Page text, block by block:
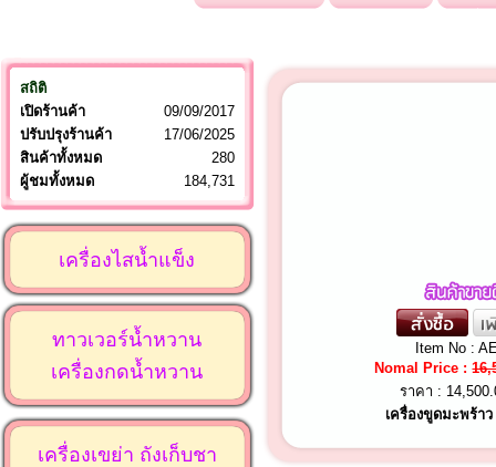
สถิติ
เปิดร้านค้า
09/09/2017
ปรับปรุงร้านค้า
17/06/2025
สินค้าทั้งหมด
280
ผู้ชมทั้งหมด
184,731
เครื่องไสน้ำแข็ง
ทาวเวอร์น้ำหวาน
เครื่องกดน้ำหวาน
เครื่องเขย่า ถังเก็บชา
Item No :
Nomal Price :
ราคา :
เครื่องขูดมะพร้า